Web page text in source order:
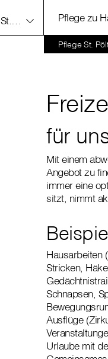
St. Pölten & NÖ-West
Pflege zu
Pflege St.
für
Mit einem
Angebot zu
immer eine
sitzt, nimmt
Hausarbeiten
Stricken,
Schnapsen,
Ausflüge
Urlaube mit